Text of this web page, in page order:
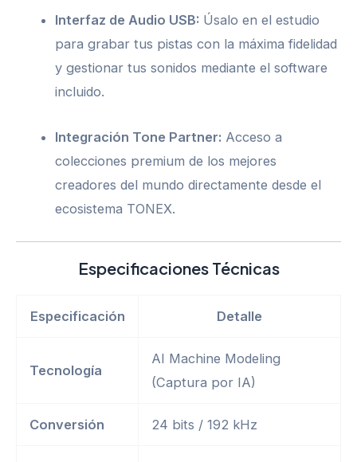
Interfaz de Audio USB: Úsalo en el estudio
para grabar tus pistas con la máxima fidelidad
y gestionar tus sonidos mediante el software
incluido.
Integración Tone Partner: Acceso a
colecciones premium de los mejores
creadores del mundo directamente desde el
ecosistema TONEX.
Especificaciones Técnicas
Especificación Detalle
Tecnología
AI Machine Modeling
(Captura por IA)
Conversión 24 bits / 192 kHz